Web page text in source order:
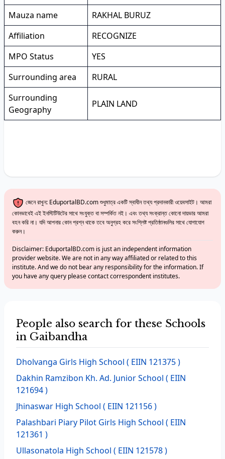
Mauza name
RAKHAL BURUZ
Affiliation
RECOGNIZE
MPO Status
YES
Surrounding area
RURAL
Surrounding
Geography
PLAIN LAND
জেনে রাখুন: EduportalBD.com শুধুমাত্র একটি স্বাধীন তথ্য প্রদানকারী ওয়েবসাইট। আমরা
কোনভাবেই এই ইনস্টিটিউটের সাথে সংযুক্ত বা সম্পর্কিত নই। এবং তথ্য সংক্রান্ত কোনো দায়ভার আমরা
বহন করি না। যদি আপনার কোন প্রশ্ন থাকে তবে অনুগ্রহ করে সংশ্লিষ্ট প্রতিষ্ঠানগুলির সাথে যোগাযোগ
করুন।
Disclaimer: EduportalBD.com is just an independent information
provider website. We are not in any way affiliated or related to this
institute. And we do not bear any responsibility for the information. If
you have any query please contact correspondent institutes.
People also search for these Schools
in Gaibandha
Dholvanga Girls High School ( EIIN 121375 )
Dakhin Ramzibon Kh. Ad. Junior School ( EIIN
121694 )
Jhinaswar High School ( EIIN 121156 )
Palashbari Piary Pilot Girls High School ( EIIN
121361 )
Ullasonatola High School ( EIIN 121578 )